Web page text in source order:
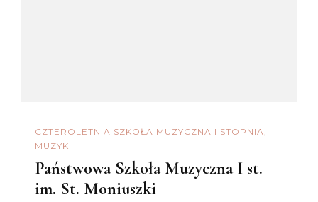
CZTEROLETNIA SZKOŁA MUZYCZNA I STOPNIA
MUZYK
Państwowa Szkoła Muzyczna I st.
im. St. Moniuszki